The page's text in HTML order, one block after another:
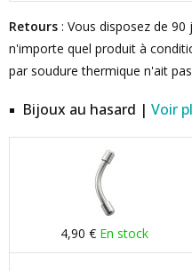
Retours : Vous disposez de
n'importe quel produit à
par soudure thermique n'ait
Bijoux au hasard | Voir
4,90 € En stock